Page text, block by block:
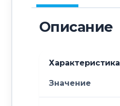
Описание
Характеристика
Значение